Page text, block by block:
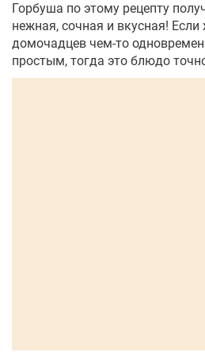
Горбуша по этому рецепту
нежная, сочная и вкусная! Если
домочадцев чем-то
простым, тогда это блюдо